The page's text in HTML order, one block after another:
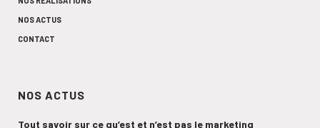
NOS ACTUS
CONTACT
NOS ACTUS
Tout savoir sur ce qu’est et n’est pas le marketing